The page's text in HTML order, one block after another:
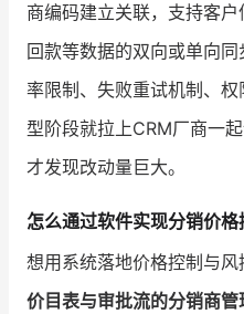
商编码建立关联，支持客户
回款等数据的双向或单向
率限制、失败重试机制、
型阶段就拉上CRM厂商一
才发现改动量巨大。
怎么通过软件实现分销价格
想用系统落地价格控制与
价目表与审批流的分销商管